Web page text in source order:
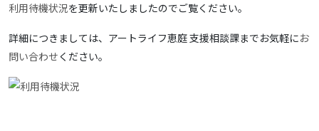
利用待機状況を更新いたしましたのでご覧ください。
詳細につきましては、アートライフ恵庭 支援相談課までお気軽にお
問い合わせ ください。